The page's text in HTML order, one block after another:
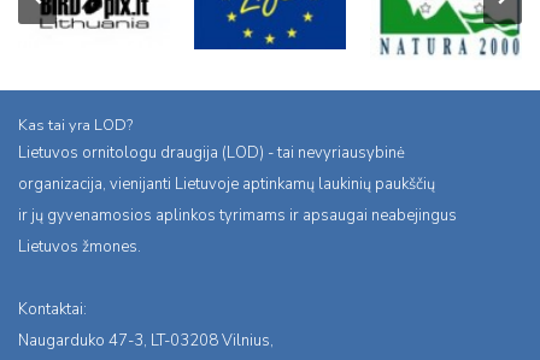
Kas tai yra LOD?
Lietuvos ornitologu draugija (LOD) - tai nevyriausybinė
organizacija, vienijanti Lietuvoje aptinkamų laukinių paukščių
ir jų gyvenamosios aplinkos tyrimams ir apsaugai neabejingus
Lietuvos žmones.
Kontaktai:
Naugarduko 47-3, LT-03208 Vilnius,